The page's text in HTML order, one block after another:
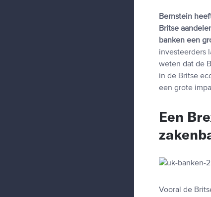
Bernstein
Britse
banken een
investeerders
weten dat de
in de Britse
een grote
Een
Vooral de